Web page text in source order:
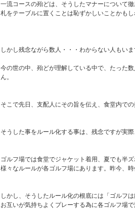
一流コースの殆どは、そうしたマナーについて
札をテーブルに置くことは恥ずかしいことかも
しかし残念ながら数人・・・わからない人もいま
今の世の中、殆どが理解している中で、たった
ん。
そこで先日、支配人にその旨を伝え、食堂内で
そうした事をルール化する事は、残念ですが実
ゴルフ場では食堂でジャケット着用、夏でも半
様々なルールが各ゴルフ場にあります。昨今、
しかし、そうしたルール化の根底には「ゴルフは
お互いが気持ちよくプレーする為に各ゴルフ場で